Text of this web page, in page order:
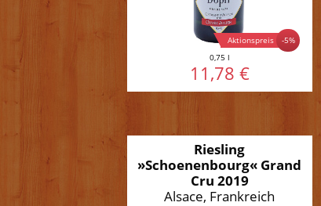
-5%
Aktionspreis
0,75 l
11,78 €
Riesling
»Schoenenbourg« Grand
Cru 2019
Alsace, Frankreich